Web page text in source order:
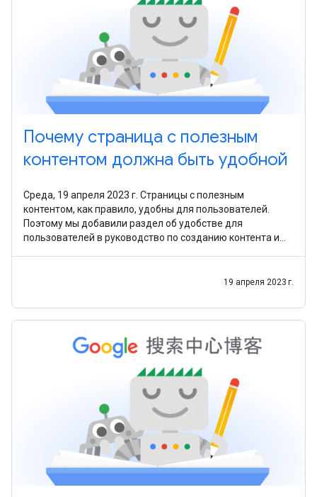
Почему страница с полезным
контентом должна быть удобной
Среда, 19 апреля 2023 г. Страницы с полезным
контентом, как правило, удобны для пользователей.
Поэтому мы добавили раздел об удобстве для
пользователей в руководство по созданию контента и
19 апреля 2023 г.